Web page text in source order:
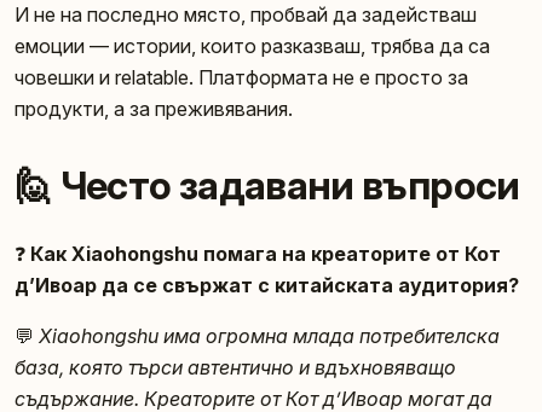
И не на последно място, пробвай да задействаш
емоции — истории, които разказваш, трябва да са
човешки и relatable. Платформата не е просто за
продукти, а за преживявания.
🙋 Често задавани въпроси
❓ Как Xiaohongshu помага на креаторите от Кот
д’Ивоар да се свържат с китайската аудитория?
💬 Xiaohongshu има огромна млада потребителска
база, която търси автентично и вдъхновяващо
съдържание. Креаторите от Кот д’Ивоар могат да